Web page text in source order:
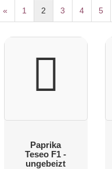
« 1 2 3 4 5
Paprika
Teseo F1 -
ungebeizt